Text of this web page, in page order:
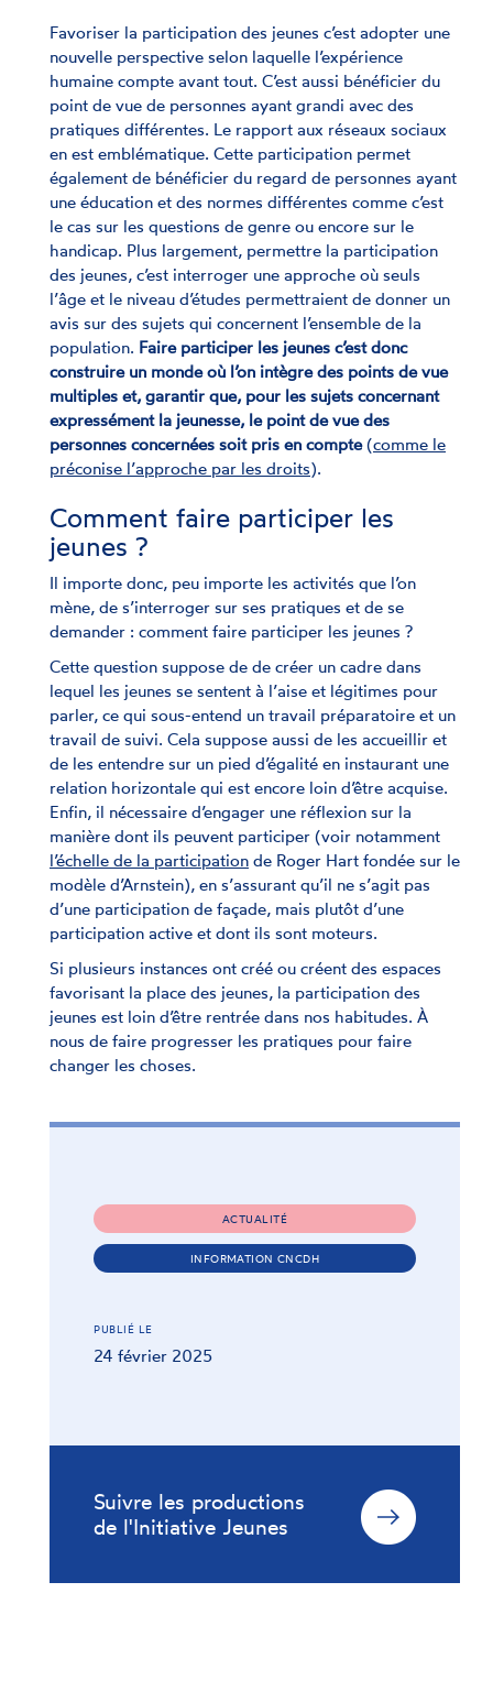
Favoriser la participation des jeunes c’est adopter une
nouvelle perspective selon laquelle l’expérience
humaine compte avant tout. C’est aussi bénéficier du
point de vue de personnes ayant grandi avec des
pratiques différentes. Le rapport aux réseaux sociaux
en est emblématique. Cette participation permet
également de bénéficier du regard de personnes ayant
une éducation et des normes différentes comme c’est
le cas sur les questions de genre ou encore sur le
handicap. Plus largement, permettre la participation
des jeunes, c’est interroger une approche où seuls
l’âge et le niveau d’études permettraient de donner un
avis sur des sujets qui concernent l’ensemble de la
population. Faire participer les jeunes c’est donc
construire un monde où l’on intègre des points de vue
multiples et, garantir que, pour les sujets concernant
expressément la jeunesse, le point de vue des
personnes concernées soit pris en compte(comme le
préconise l’approche par les droits).
Comment faire participer les
jeunes ?
Il importe donc, peu importe les activités que l’on
mène, de s’interroger sur ses pratiques et de se
demander : comment faire participer les jeunes ?
Cette question suppose de de créer un cadre dans
lequel les jeunes se sentent à l’aise et légitimes pour
parler, ce qui sous-entend un travail préparatoire et un
travail de suivi. Cela suppose aussi de les accueillir et
de les entendre sur un pied d’égalité en instaurant une
relation horizontale qui est encore loin d’être acquise.
Enfin, il nécessaire d’engager une réflexion sur la
manière dont ils peuvent participer (voir notamment
l’échelle de la participation de Roger Hart fondée sur le
modèle d’Arnstein), en s’assurant qu’il ne s’agit pas
d’une participation de façade, mais plutôt d’une
participation active et dont ils sont moteurs.
Si plusieurs instances ont créé ou créent des espaces
favorisant la place des jeunes, la participation des
jeunes est loin d’être rentrée dans nos habitudes. À
nous de faire progresser les pratiques pour faire
changer les choses.
ACTUALITÉ
INFORMATION CNCDH
PUBLIÉ LE
24 février 2025
Suivre les productions
de l'Initiative Jeunes